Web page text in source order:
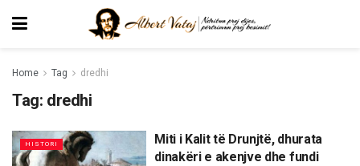
Home Tag dredhi
Tag: dredhi
HISTORI
Miti i Kalit të Drunjtë, dhurata
dinakëri e akenjve dhe fundi